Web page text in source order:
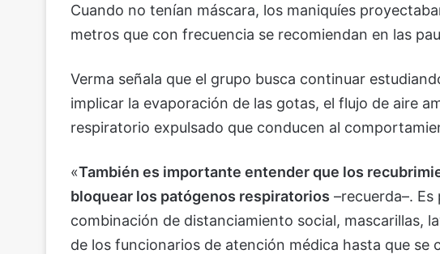
Cuando no tenían máscara, los maniquíes
metros que con frecuencia se recomiendan en las
Verma señala que el grupo busca continuar
implicar la evaporación de las gotas, el flujo de aire
respiratorio expulsado que conducen al
«También es importante entender que los
bloquear los patógenos respiratorios –recuerda–.
combinación de distanciamiento social, mascarillas,
de los funcionarios de atención médica hasta que se